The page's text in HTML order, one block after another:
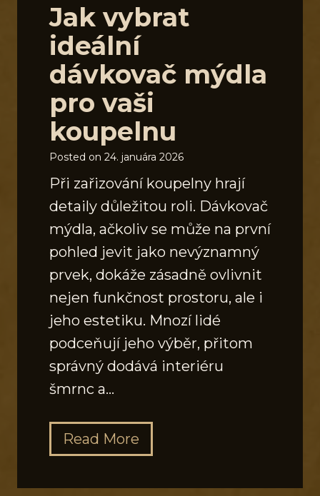
Jak vybrat
ideální
dávkovač mýdla
pro vaši
koupelnu
Posted on 24. januára 2026
Při zařizování koupelny hrají
detaily důležitou roli. Dávkovač
mýdla, ačkoliv se může na první
pohled jevit jako nevýznamný
prvek, dokáže zásadně ovlivnit
nejen funkčnost prostoru, ale i
jeho estetiku. Mnozí lidé
podceňují jeho výběr, přitom
správný dodává interiéru
šmrnc a…
Read More
a
k